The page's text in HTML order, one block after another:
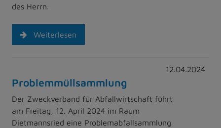
des Herrn.
Weiterlesen
12.04.2024
Problemmüllsammlung
Der Zweckverband für Abfallwirtschaft führt
am Freitag, 12. April 2024 im Raum
Dietmannsried eine Problemabfallsammlung